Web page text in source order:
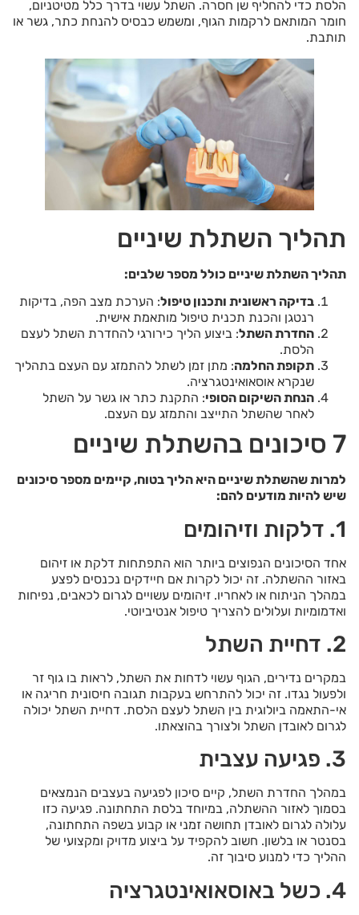
הלסת כדי להחליף שן חסרה. השתל עשוי בדרך כלל מטיטניום,
חומר המותאם לרקמות הגוף, ומשמש כבסיס להנחת כתר, גשר או
תותבת.
תהליך השתלת שיניים
תהליך השתלת שיניים כולל מספר שלבים:
בדיקה ראשונית ותכנון טיפול: הערכת מצב הפה, בדיקות
רנטגן והכנת תכנית טיפול מותאמת אישית.
החדרת השתל: ביצוע הליך כירורגי להחדרת השתל לעצם
הלסת.
תקופת החלמה: מתן זמן לשתל להתמזג עם העצם בתהליך
שנקרא אוסאואינטגרציה.
הנחת השיקום הסופי: התקנת כתר או גשר על השתל
לאחר שהשתל התייצב והתמזג עם העצם.
7 סיכונים בהשתלת שיניים
למרות שהשתלת שיניים היא הליך בטוח, קיימים מספר סיכונים
שיש להיות מודעים להם:
1. דלקות וזיהומים
אחד הסיכונים הנפוצים ביותר הוא התפתחות דלקת או זיהום
באזור ההשתלה. זה יכול לקרות אם חיידקים נכנסים לפצע
במהלך הניתוח או לאחריו. זיהומים עשויים לגרום לכאבים, נפיחות
ואדמומיות ועלולים להצריך טיפול אנטיביוטי.
2. דחיית השתל
במקרים נדירים, הגוף עשוי לדחות את השתל, לראות בו גוף זר
ולפעול נגדו. זה יכול להתרחש בעקבות תגובה חיסונית חריגה או
אי-התאמה ביולוגית בין השתל לעצם הלסת. דחיית השתל יכולה
לגרום לאובדן השתל ולצורך בהוצאתו.
3. פגיעה עצבית
במהלך החדרת השתל, קיים סיכון לפגיעה בעצבים הנמצאים
בסמוך לאזור ההשתלה, במיוחד בלסת התחתונה. פגיעה כזו
עלולה לגרום לאובדן תחושה זמני או קבוע בשפה התחתונה,
בסנטר או בלשון. חשוב להקפיד על ביצוע מדויק ומקצועי של
ההליך כדי למנוע סיבוך זה.
4. כשל באוסאואינטגרציה